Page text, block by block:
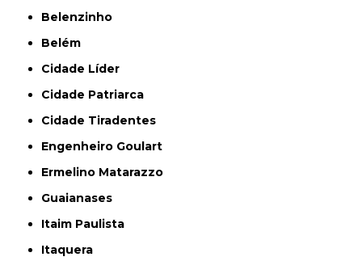
Belenzinho
Belém
Cidade Líder
Cidade Patriarca
Cidade Tiradentes
Engenheiro Goulart
Ermelino Matarazzo
Guaianases
Itaim Paulista
Itaquera